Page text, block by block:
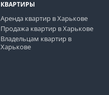
КВАРТИРЫ
Аренда квартир в Харькове
Продажа квартир в Харькове
Владельцам квартир в
Харькове